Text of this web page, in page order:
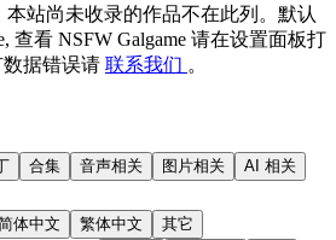
本站尚未收录的作品不在此列。默认
查看 NSFW Galgame 请在设置面板打
据错误请 联系我们 。
合集 音声相关 图片相关
AI 相关
体中文 繁体中文
其它